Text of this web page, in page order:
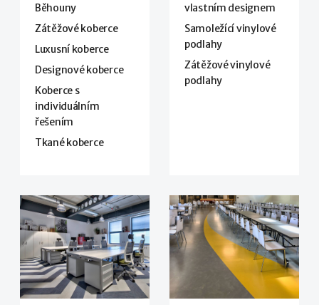
Běhouny
Zátěžové koberce
Luxusní koberce
Designové koberce
Koberce s
individuálním
řešením
Tkané koberce
vlastním designem
Samoležící vinylové
podlahy
Zátěžové vinylové
podlahy